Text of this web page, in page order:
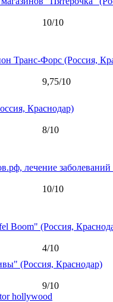
10/10
Транс-Форс (Россия,
9,75/10
Краснодар)
8/10
лечение
10/10
Boom" (Россия,
4/10
(Россия, Краснодар)
9/10
hollywood